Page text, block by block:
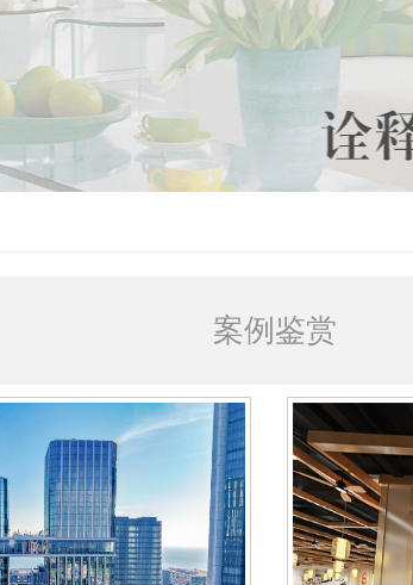
案例鉴赏